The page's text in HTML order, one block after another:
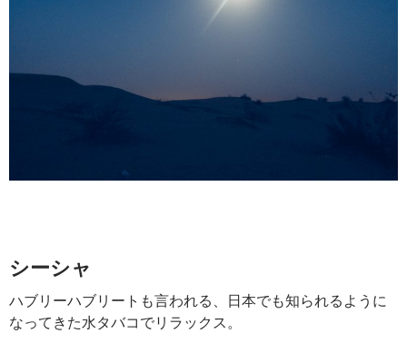
シーシャ
ハブリーハブリートも言われる、日本でも知られるように
なってきた水タバコでリラックス。